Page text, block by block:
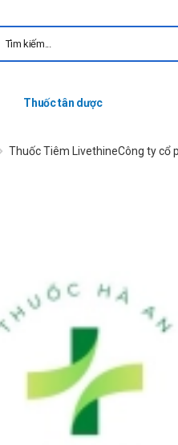
Thuốc tân dược
Thuốc Tiêm LivethineCông ty cổ